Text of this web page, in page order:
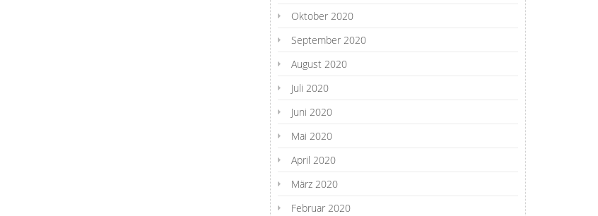
Oktober 2020
September 2020
August 2020
Juli 2020
Juni 2020
Mai 2020
April 2020
März 2020
Februar 2020